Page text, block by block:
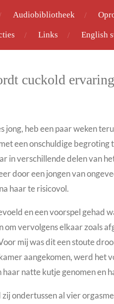
Audiobibliotheek
Links English
cuckold ervaring
jong, heb een paar weken
een onschuldige
in verschillende delen van
door een jongen van
haar te risicovol.
en een voorspel gehad
vervolgens elkaar zoals
mij was dit een stoute
aangekomen, werd het
natte kutje genomen en
ondertussen al vier